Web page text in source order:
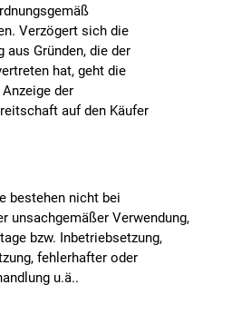
Verzögert sich die
aus Gründen, die der
hat, geht die
der
auf den Käufer
bestehen nicht bei
unsachgemäßer Verwendung,
bzw. Inbetriebsetzung,
fehlerhafter oder
u.ä..